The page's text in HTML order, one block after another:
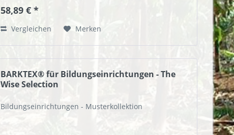
58,89 € *
Vergleichen Merken
BARKTEX® für Bildungseinrichtungen - The
Wise Selection
Bildungseinrichtungen - Musterkollektion